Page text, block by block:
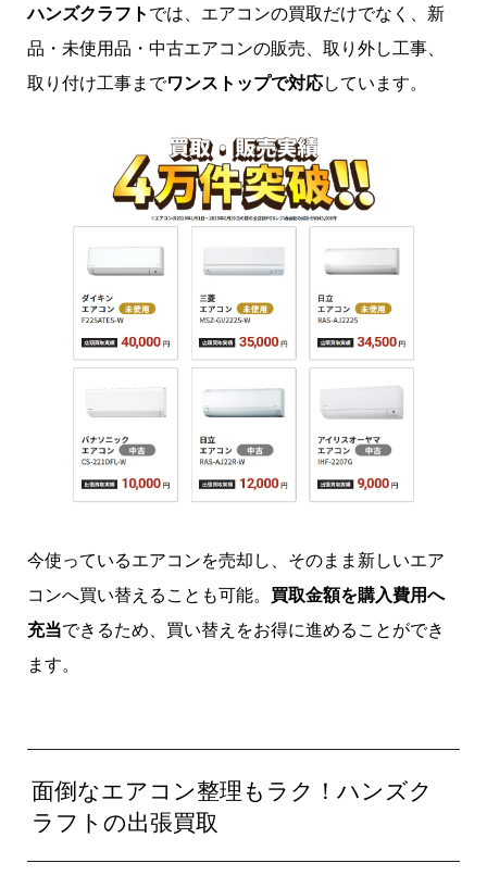
ハンズクラフトでは、エアコンの買取だけでなく、新
品・未使用品・中古エアコンの販売、取り外し工事、
取り付け工事までワンストップで対応しています。
今使っているエアコンを売却し、そのまま新しいエア
コンへ買い替えることも可能。 買取金額を購入費用へ
充当できるため、買い替えをお得に進めることができ
ます。
面倒なエアコン整理もラク！ハンズク
ラフトの出張買取